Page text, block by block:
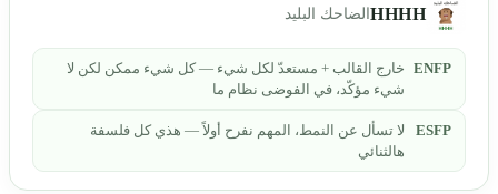
HHHH الضاحك البليد
ENFP خارج القالب + مستعدّ لكل شيء — كل شيء ممكن لكن لا
شيء مؤكّد، في الفوضى نظام ما
ESFP
لا تسأل عن النمط، المهم نفرح أولاً — هذي كل فلسفة
هالثنائي